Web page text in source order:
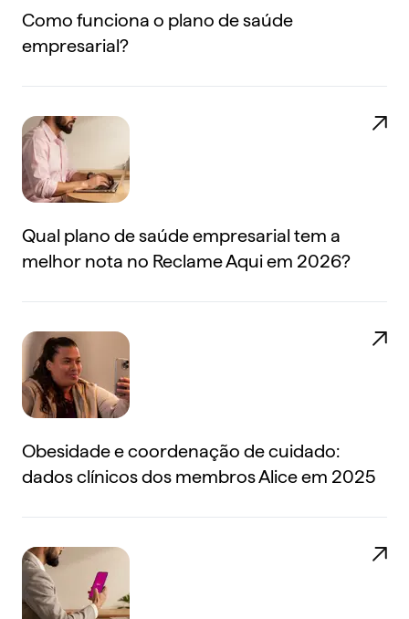
Como funciona o plano de saúde
empresarial?
Qual plano de saúde empresarial tem a
melhor nota no Reclame Aqui em 2026?
Obesidade e coordenação de cuidado:
dados clínicos dos membros Alice em 2025